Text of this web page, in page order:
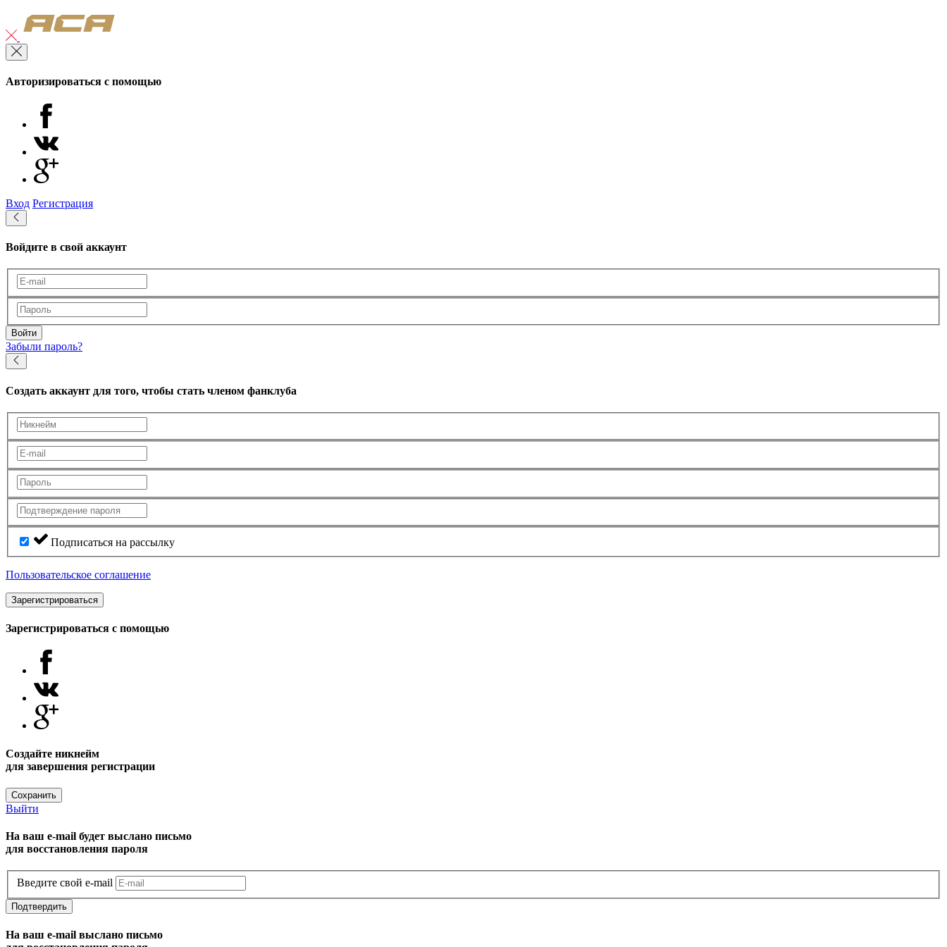
Авторизироваться с помощью
Вход Регистрация
Войдите в свой аккаунт
Войти
Забыли пароль?
Создать аккаунт для того, чтобы стать членом фанклуба
Подписаться на рассылку
Пользовательское соглашение
Зарегистрироваться
Зарегистрироваться с помощью
Создайте никнейм
для завершения регистрации
Сохранить
Выйти
На ваш e-mail будет выслано письмо
для восстановления пароля
Введите свой e-mail
Подтвердить
На ваш e-mail выслано письмо